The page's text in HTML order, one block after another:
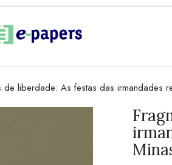
de liberdade: As festas das